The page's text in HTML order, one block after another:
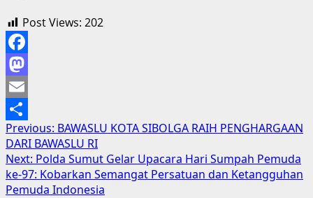
Post Views: 202
Facebook
Mastodon
Email
Share
Post
navigation
Previous: BAWASLU KOTA SIBOLGA RAIH PENGHARGAAN
DARI BAWASLU RI
Next: Polda Sumut Gelar Upacara Hari Sumpah Pemuda
ke-97: Kobarkan Semangat Persatuan dan Ketangguhan
Pemuda Indonesia